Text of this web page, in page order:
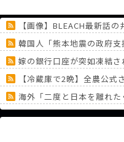
【画像】BLEACH最新話
韓国人「熊本地震の政府
嫁の銀行口座が突如凍結
【冷蔵庫で2晩】全農公
海外「二度と日本を離れ
ポケモンがパルワールド